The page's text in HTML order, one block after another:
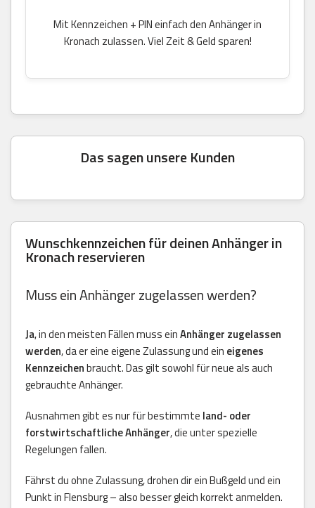
Mit Kennzeichen + PIN einfach den Anhänger in
Kronach zulassen. Viel Zeit & Geld sparen!
Das sagen unsere Kunden
Wunschkennzeichen für deinen Anhänger in
Kronach reservieren
Muss ein Anhänger zugelassen werden?
Ja, in den meisten Fällen muss einAnhänger zugelassen
werden, da er eine eigene Zulassung und ein eigenes
Kennzeichenbraucht. Das gilt sowohl für neue als auch
gebrauchte Anhänger.
Ausnahmen gibt es nur für bestimmte land- oder
forstwirtschaftliche Anhänger, die unter spezielle
Regelungen fallen.
Fährst du ohne Zulassung, drohen dir ein Bußgeld und ein
Punkt in Flensburg – also besser gleich korrekt anmelden.